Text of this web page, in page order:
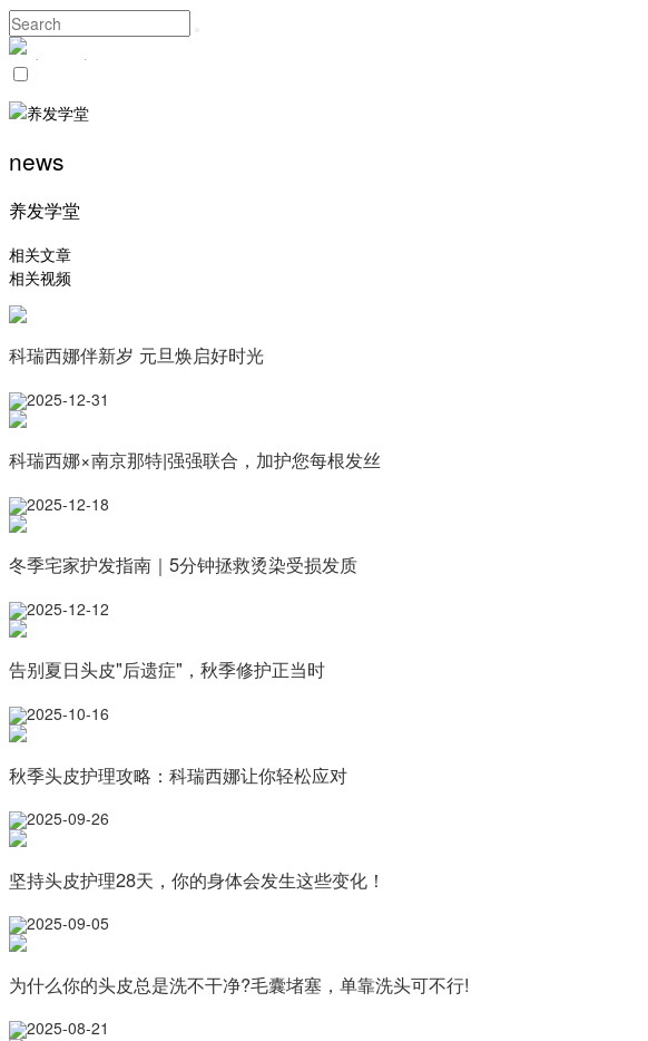
news
养发学堂
相关文章
相关视频
科瑞西娜伴新岁 元旦焕启好时光
2025-12-31
科瑞西娜×南京那特|强强联合，加护您每根发丝
2025-12-18
冬季宅家护发指南｜5分钟拯救烫染受损发质
2025-12-12
告别夏日头皮"后遗症"，秋季修护正当时
2025-10-16
秋季头皮护理攻略：科瑞西娜让你轻松应对
2025-09-26
坚持头皮护理28天，你的身体会发生这些变化！
2025-09-05
为什么你的头皮总是洗不干净?毛囊堵塞，单靠洗头可不行!
2025-08-21